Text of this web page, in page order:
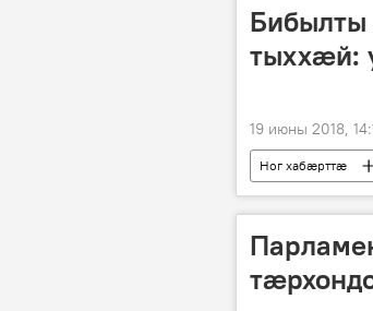
тыххӕй:
19 июны 2018,
Ног хабӕрттӕ